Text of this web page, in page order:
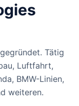
Tätig
Luftfahrt,
BMW-Linien,
weiteren.